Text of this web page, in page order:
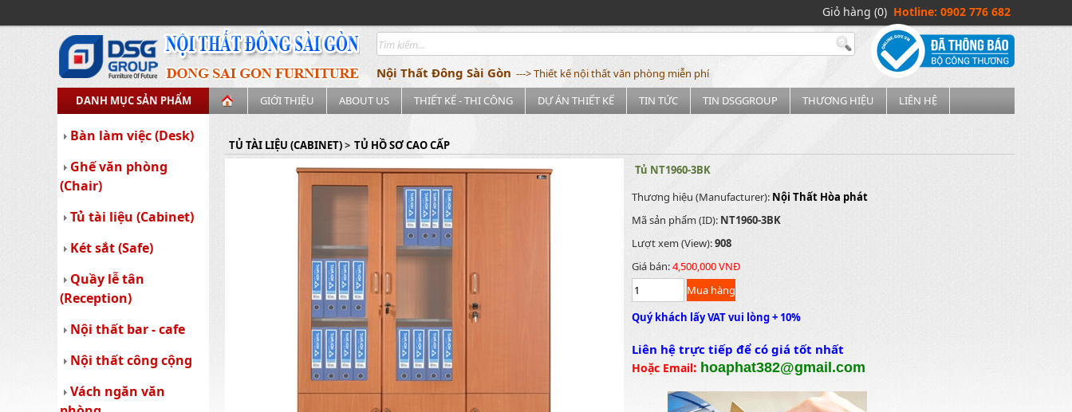
Giỏ hàng (0) Hotline: 0902 776 682
Nội Thất Đông Sài Gòn ---> Thiết kế nội thất văn phòng miễn phí
GIỚI THIỆU
ABOUT US THIẾT KẾ - THI CÔNG DỰ ÁN THIẾT KẾ TIN TỨC TIN DSGGROUP THƯƠNG HIỆU LIÊN HỆ
DANH MỤC SẢN PHẨM
Bàn làm việc (Desk)
Ghế văn phòng
(Chair)
Tủ tài liệu (Cabinet)
Két sắt (Safe)
Quầy lễ tân
(Reception)
Nội thất bar - cafe
Nội thất công cộng
Vách ngăn văn
TỦ TÀI LIỆU (CABINET)> TỦ HỒ SƠ CAO CẤP
Tủ NT1960-3BK
Thương hiệu (Manufacturer): Nội Thất Hòa phát
Mã sản phẩm (ID): NT1960-3BK
Lượt xem (View):908
Giá bán:4,500,000 VNĐ
Quý khách lấy VAT vui lòng + 10%
Liên hệ trực tiếp để có giá tốt nhất
Hoặc Email: hoaphat382@gmail.com